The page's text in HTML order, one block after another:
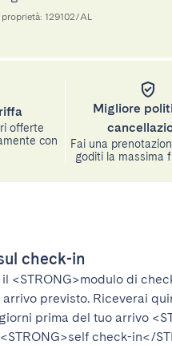
129102/AL
offerte
con
Migliore
Fai una
goditi la massima
check-in
<STRONG>modulo di
previsto. Riceverai
prima del tuo arrivo
<STRONG>self check-in</